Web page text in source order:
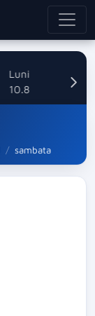
Luni
10.8
sambata